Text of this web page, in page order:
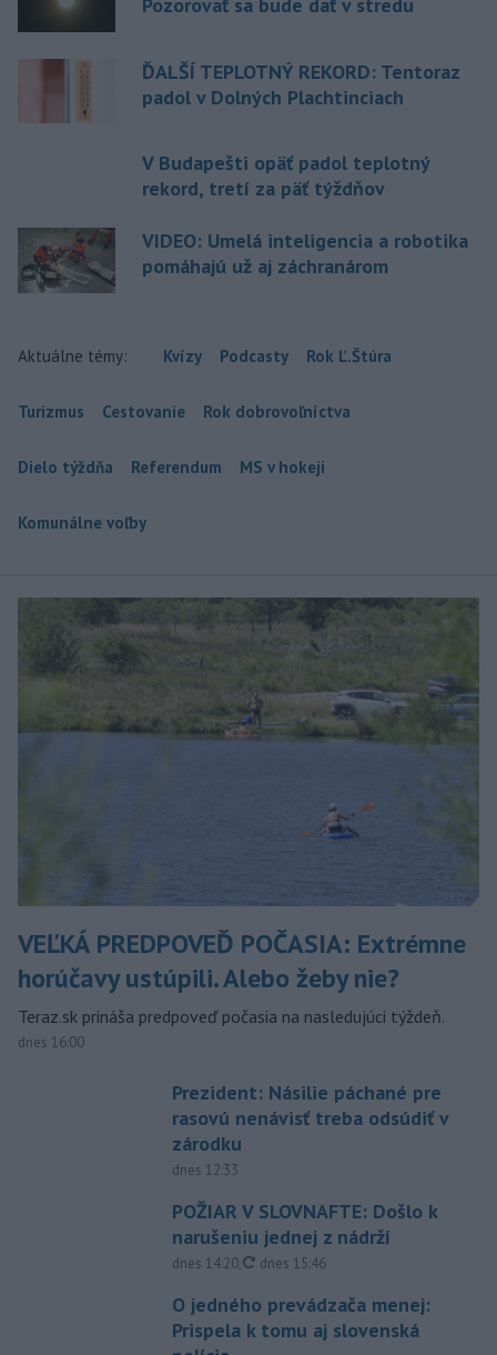
ĎALŠÍ TEPLOTNÝ REKORD: Tentoraz
padol v Dolných Plachtinciach
V Budapešti opäť padol teplotný
rekord, tretí za päť týždňov
VIDEO: Umelá inteligencia a robotika
pomáhajú už aj záchranárom
Aktuálne témy: Kvízy Podcasty Rok Ľ.Štúra
Turizmus Cestovanie Rok dobrovoľníctva
Dielo týždňa Referendum MS v hokeji
Komunálne voľby
VEĽKÁ PREDPOVEĎ POČASIA: Extrémne
horúčavy ustúpili. Alebo žeby nie?
Teraz.sk prináša predpoveď počasia na nasledujúci týždeň.
dnes 16:00
Prezident: Násilie páchané pre
rasovú nenávisť treba odsúdiť v
zárodku
dnes 12:33
POŽIAR V SLOVNAFTE: Došlo k
narušeniu jednej z nádrží
dnes 14:20, aktualizované
dnes 15:46
O jedného prevádzača menej:
Prispela k tomu aj slovenská